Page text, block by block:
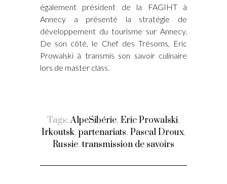
également président de la FAGIHT à
Annecy a présenté la stratégie de
développement du tourisme sur Annecy.
De son côté, le Chef des Trésoms, Eric
Prowalski à transmis son savoir culinaire
lors de master class.
Tags:AlpeSibérie, Eric Prowalski,
Irkoutsk, partenariats, Pascal Droux,
Russie, transmission de savoirs